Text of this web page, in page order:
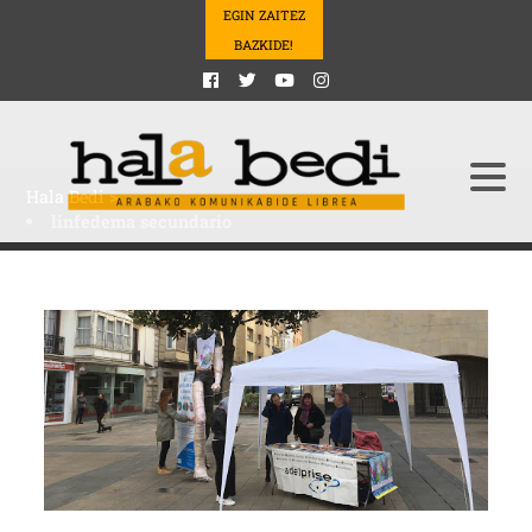
EGIN ZAITEZ
BAZKIDE!
Hala Bedi>